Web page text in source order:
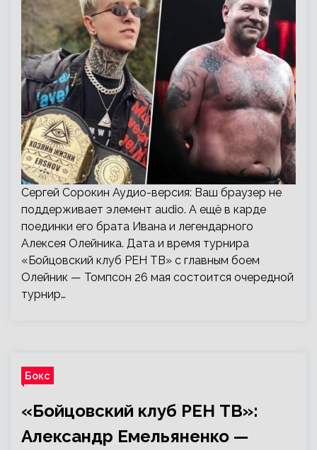
Сергей Сорокин Аудио-версия: Ваш браузер не
поддерживает элемент audio. А ещё в карде
поединки его брата Ивана и легендарного
Алексея Олейника. Дата и время турнира
«Бойцовский клуб РЕН ТВ» с главным боем
Олейник — Томпсон 26 мая состоится очередной
турнир…
Бокс
«Бойцовский клуб РЕН ТВ»:
Александр Емельяненко —